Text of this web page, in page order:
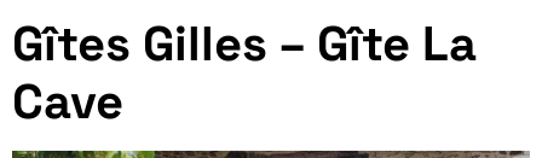
Gîtes Gilles – Gîte La
Cave